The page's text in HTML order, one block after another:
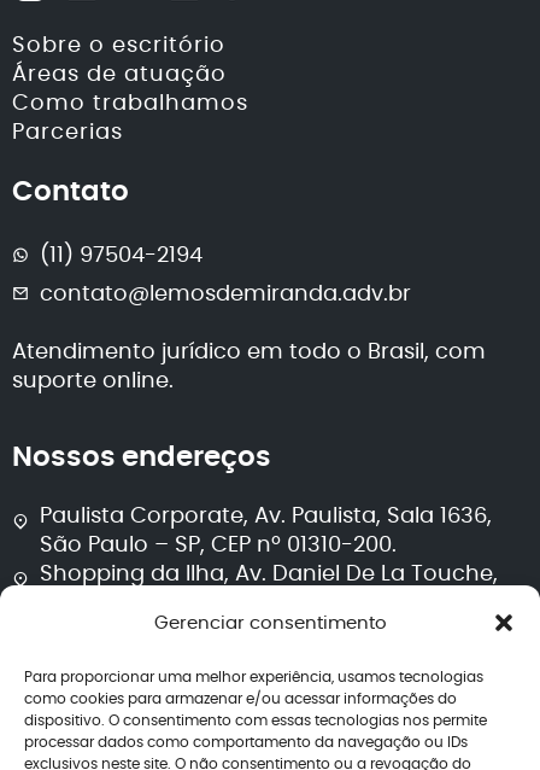
Gerenciar consentimento
Para proporcionar uma melhor experiência, usamos tecnologias
como cookies para armazenar e/ou acessar informações do
dispositivo. O consentimento com essas tecnologias nos permite
processar dados como comportamento da navegação ou IDs
exclusivos neste site. O não consentimento ou a revogação do
Sobre o escritório
Áreas de atuação
Como trabalhamos
Parcerias
Contato
(11) 97504-2194
contato@lemosdemiranda.adv.br
Atendimento jurídico em todo o Brasil, com
suporte online.
Nossos endereços
Paulista Corporate, Av. Paulista, Sala 1636,
São Paulo – SP, CEP nº 01310-200.
Shopping da Ilha, Av. Daniel De La Touche,
Segurança e transparência
Política de privacidade